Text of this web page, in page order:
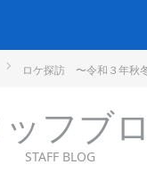
ロケ探訪 〜令和３年秋
フブ
STAFF BLOG